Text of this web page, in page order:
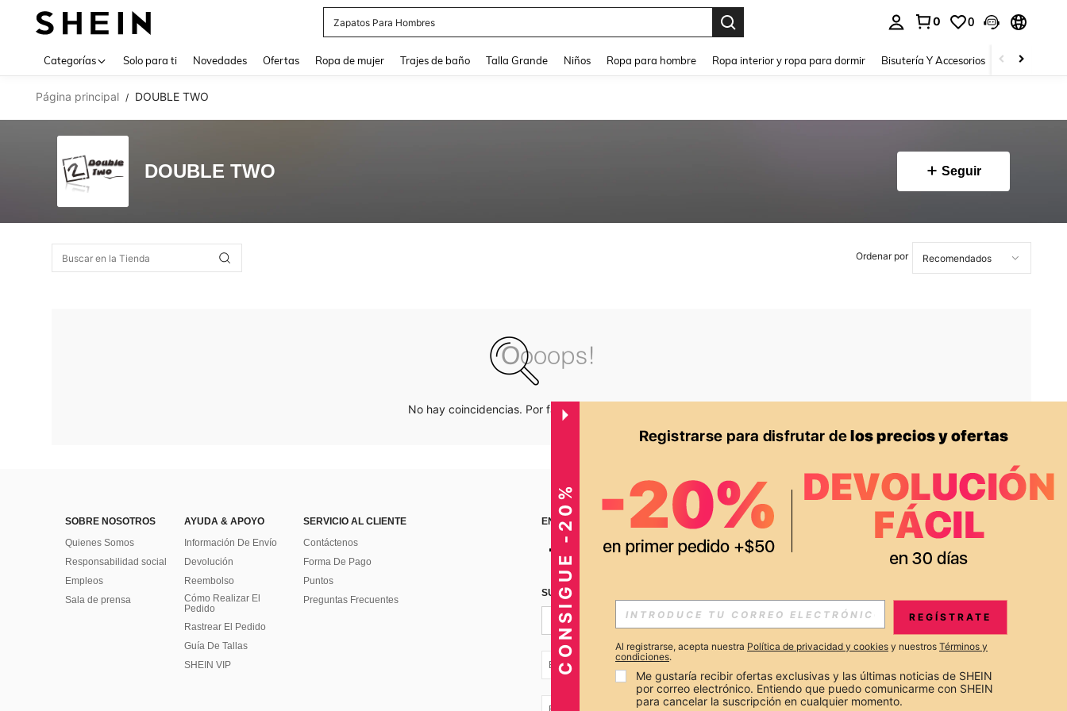
Zapatos Para Hombres
0 0
Categorías Solo para ti Novedades Ofertas Ropa de mujer Trajes de baño Talla Grande Niños Ropa para hombre Ropa interior y ropa para dormir Bisutería Y Accesorios Zapatos
Página principal / DOUBLE TWO
DOUBLE TWO Seguir
Ordenar por
No hay coincidencias. Por favor inténtalo de nuevo.
SOBRE NOSOTROS
Quienes Somos
Responsabilidad social
Empleos
Sala de prensa
AYUDA & APOYO
Información De Envío
Devolución
Reembolso
Cómo Realizar El
Pedido
Rastrear El Pedido
Guía De Tallas
SHEIN VIP
SERVICIO AL CLIENTE
Contáctenos
Forma De Pago
Puntos
Preguntas Frecuentes
ENCUÉNTRANOS EN APP
SUSCRÍBETE PARA RECIBIR OFERTAS EXCLUSIVAS, PROMOCIONES Y NOTICIAS DE SHEIN
Suscribir
EC + 593
CONSIGUE -20% REGÍSTRATE
Al registrarse, acepta nuestra Política de privacidad y cookies y nuestros Términos y
condiciones.
Me gustaría recibir ofertas exclusivas y las últimas noticias de SHEIN
por correo electrónico. Entiendo que puedo comunicarme con SHEIN
para cancelar la suscripción en cualquier momento.